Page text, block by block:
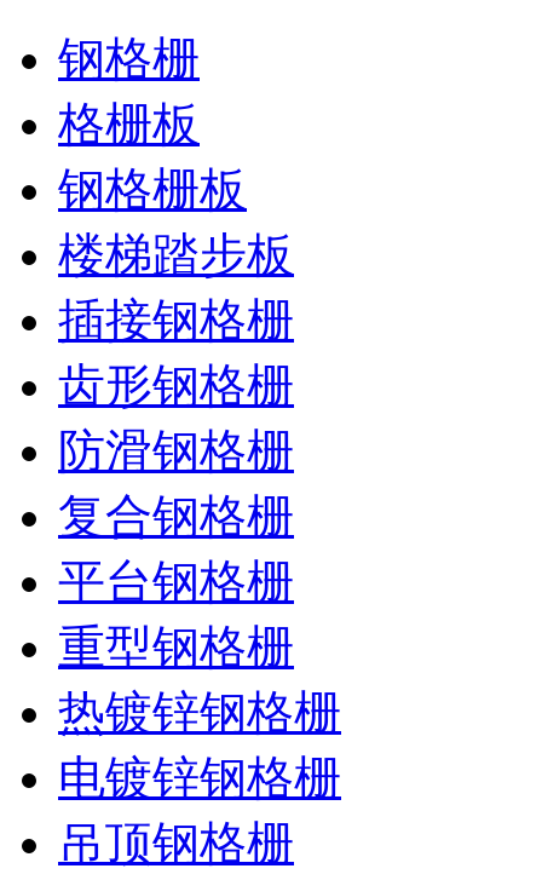
钢格栅
格栅板
钢格栅板
楼梯踏步板
插接钢格栅
齿形钢格栅
防滑钢格栅
复合钢格栅
平台钢格栅
重型钢格栅
热镀锌钢格栅
电镀锌钢格栅
吊顶钢格栅